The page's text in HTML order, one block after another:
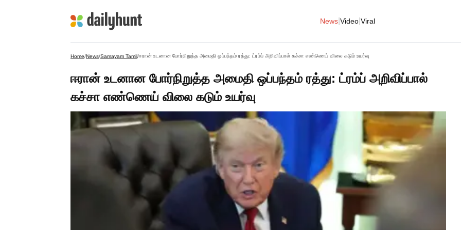
News Video Viral
Home/News/Samayam Tamil/ஈரான் உடனான போர்நிறுத்த அமைதி ஒப்பந்தம் ரத்து: ட்ரம்ப் அறிவிப்பால் கச்சா எண்ணெய் விலை கடும் உயர்வு
ஈரான் உடனான போர்நிறுத்த அமைதி ஒப்பந்தம் ரத்து: ட்ரம்ப் அறிவிப்பால்
கச்சா எண்ணெய் விலை கடும் உயர்வு